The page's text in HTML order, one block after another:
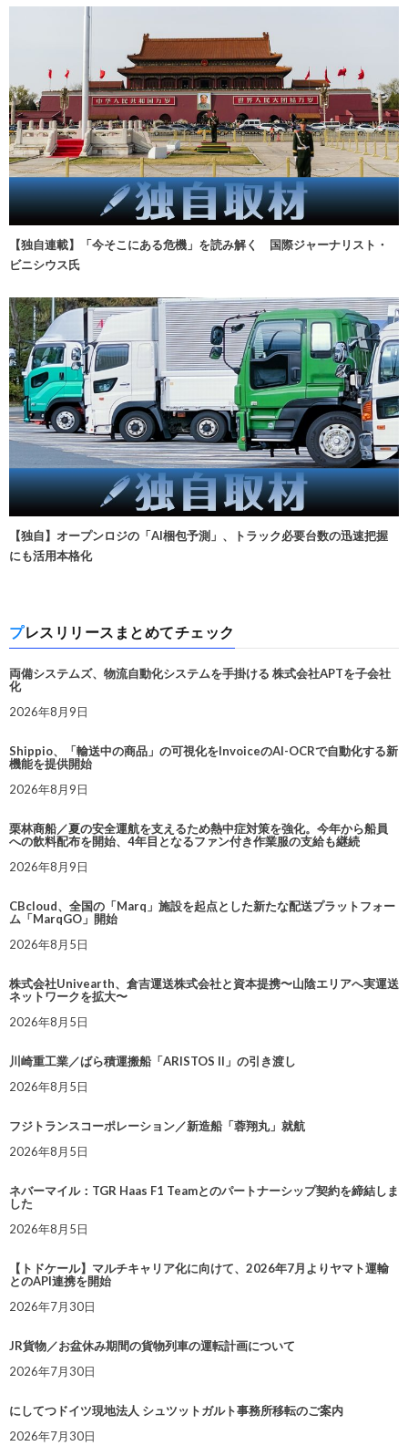
【独自連載】「今そこにある危機」を読み解く 国際ジャーナリスト・
ビニシウス氏
【独自】オープンロジの「AI梱包予測」、トラック必要台数の迅速把握
にも活用本格化
プレスリリースまとめてチェック
両備システムズ、物流自動化システムを手掛ける 株式会社APTを子会社
化
2026年8月9日
Shippio、「輸送中の商品」の可視化をInvoiceのAI-OCRで自動化する新
機能を提供開始
2026年8月9日
栗林商船／夏の安全運航を支えるため熱中症対策を強化。今年から船員
への飲料配布を開始、4年目となるファン付き作業服の支給も継続
2026年8月9日
CBcloud、全国の「Marq」施設を起点とした新たな配送プラットフォー
ム「MarqGO」開始
2026年8月5日
株式会社Univearth、倉吉運送株式会社と資本提携〜山陰エリアへ実運送
ネットワークを拡大〜
2026年8月5日
川崎重工業／ばら積運搬船「ARISTOS II」の引き渡し
2026年8月5日
フジトランスコーポレーション／新造船「蓉翔丸」就航
2026年8月5日
ネバーマイル：TGR Haas F1 Teamとのパートナーシップ契約を締結しま
した
2026年8月5日
【トドケール】マルチキャリア化に向けて、2026年7月よりヤマト運輸
とのAPI連携を開始
2026年7月30日
JR貨物／お盆休み期間の貨物列車の運転計画について
2026年7月30日
にしてつドイツ現地法人 シュツットガルト事務所移転のご案内
2026年7月30日